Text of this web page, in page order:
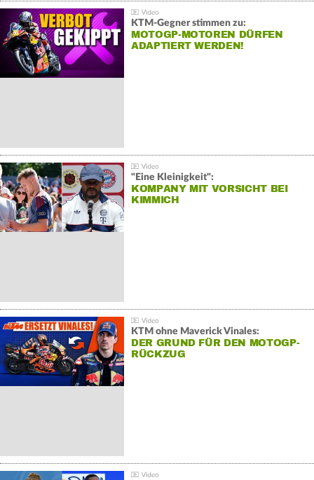
KTM-Gegner stimmen zu:
MOTOGP-MOTOREN DÜRFEN
ADAPTIERT WERDEN!
"Eine Kleinigkeit":
KOMPANY MIT VORSICHT BEI
KIMMICH
KTM ohne Maverick Vinales:
DER GRUND FÜR DEN MOTOGP-
RÜCKZUG